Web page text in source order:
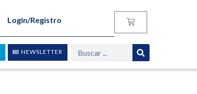
Login/Registro
NEWSLETTER